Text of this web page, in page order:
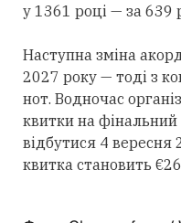
у 1361 році — за 639
Наступна зміна
2027 року — тоді з
нот. Водночас
квитки на
відбутися 4 вересня
квитка становить